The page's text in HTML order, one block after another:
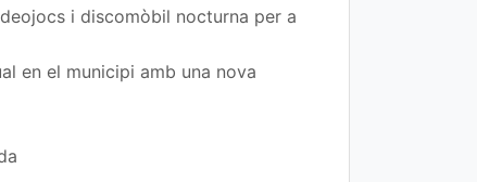
i discomòbil nocturna per a
en el municipi amb una nova